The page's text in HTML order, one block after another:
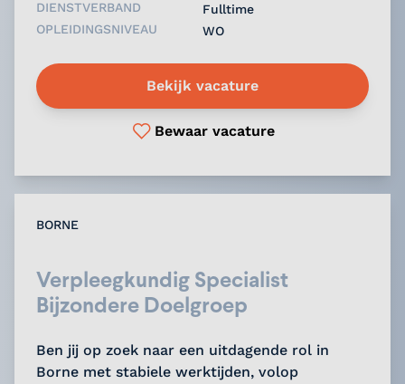
DIENSTVERBAND
Fulltime
OPLEIDINGSNIVEAU
WO
Bekijk vacature
Bewaar vacature
BORNE
Verpleegkundig Specialist
Bijzondere Doelgroep
Ben jij op zoek naar een uitdagende rol in
Borne met stabiele werktijden, volop